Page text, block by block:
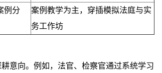
例分
案例教学为主，穿插模拟法庭与实
务工作坊
意向。例如，法官、检察官通过系统学习